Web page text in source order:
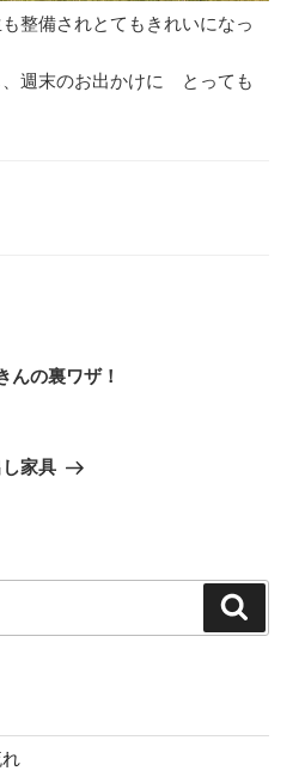
整備されとてもきれいになっ
、週末のお出かけに とっても
んの裏ワザ！
家具